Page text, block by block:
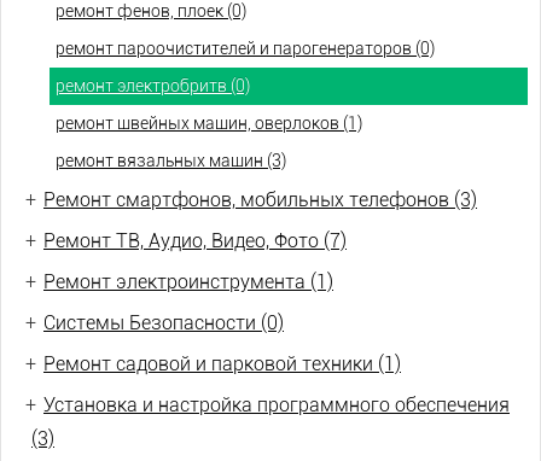
ремонт фенов, плоек (0)
ремонт пароочистителей и парогенераторов (0)
ремонт электробритв (0)
ремонт швейных машин, оверлоков (1)
ремонт вязальных машин (3)
+ Ремонт смартфонов, мобильных телефонов (3)
+ Ремонт ТВ, Аудио, Видео, Фото (7)
+ Ремонт электроинструмента (1)
+ Системы Безопасности (0)
+ Ремонт садовой и парковой техники (1)
+ Установка и настройка программного обеспечения
(3)